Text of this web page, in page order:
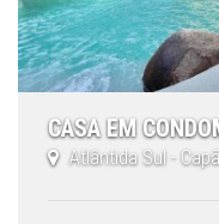
CASA EM
Atlântida Sul -